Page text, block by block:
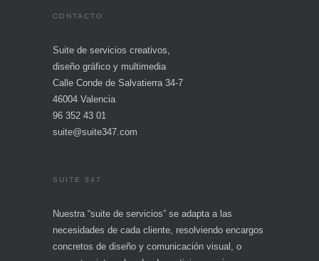
CONTACTO
Suite de servicios creativos,
diseño gráfico y multimedia
Calle Conde de Salvatierra 34-7
46004 Valencia
96 352 43 01
suite@suite347.com
SUITE 347
Nuestra “suite de servicios” se adapta a las
necesidades de cada cliente, resolviendo encargos
concretos de diseño y comunicación visual, o